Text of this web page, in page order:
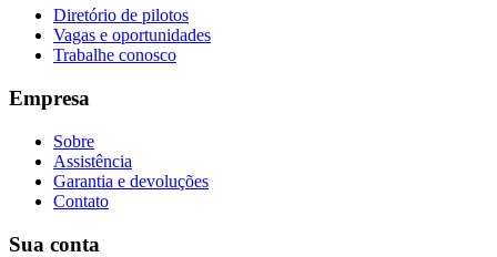
Diretório de pilotos
Vagas e oportunidades
Trabalhe conosco
Empresa
Sobre
Assistência
Garantia e devoluções
Contato
Sua conta